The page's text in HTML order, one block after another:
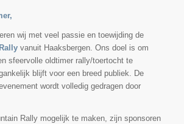
wij met veel passie en toewijding de
vanuit Haaksbergen. Ons doel is om
sfeervolle oldtimer rally/toertocht te
blijft voor een breed publiek. De
wordt volledig gedragen door
Rally mogelijk te maken, zijn sponsoren